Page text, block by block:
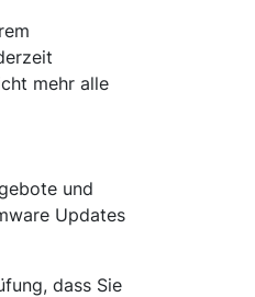
mehr alle
und
Updates
dass Sie